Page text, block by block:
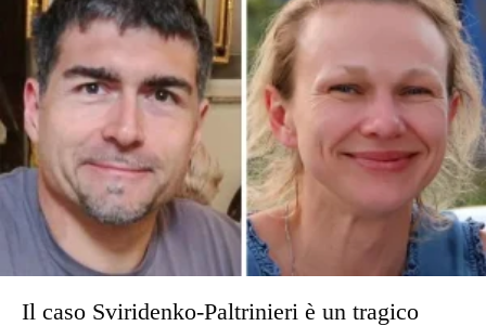
Il caso Sviridenko-Paltrinieri è un tragico